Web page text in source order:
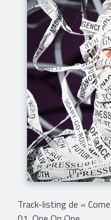
Track-listing de «